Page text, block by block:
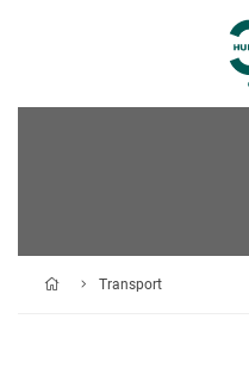
Transport